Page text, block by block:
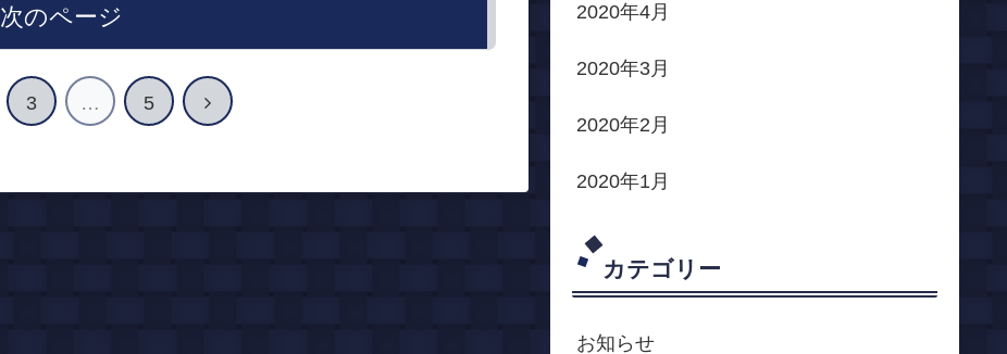
次のページ
3 … 5 次
2020年4月
2020年3月
2020年2月
2020年1月
カテゴリー
お知らせ